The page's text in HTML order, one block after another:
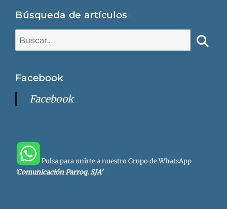
Búsqueda de artículos
Facebook
Facebook
Pulsa para unirte a nuestro Grupo de WhatsApp
'Comunicación Parroq. SJA'